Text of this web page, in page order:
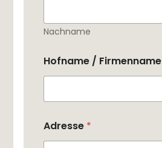
Nachname
Hofname / Firmenname
Adresse *